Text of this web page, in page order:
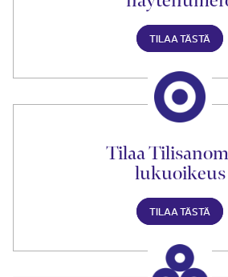
TILAA TÄSTÄ
Tilaa
lukuoikeus
TILAA TÄSTÄ